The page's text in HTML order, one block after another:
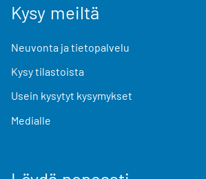
Kysy meiltä
Neuvonta ja tietopalvelu
Kysy tilastoista
Usein kysytyt kysymykset
Medialle